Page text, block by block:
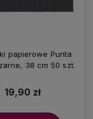
papierowe Punta
38 cm 50 szt.
19,90 zł